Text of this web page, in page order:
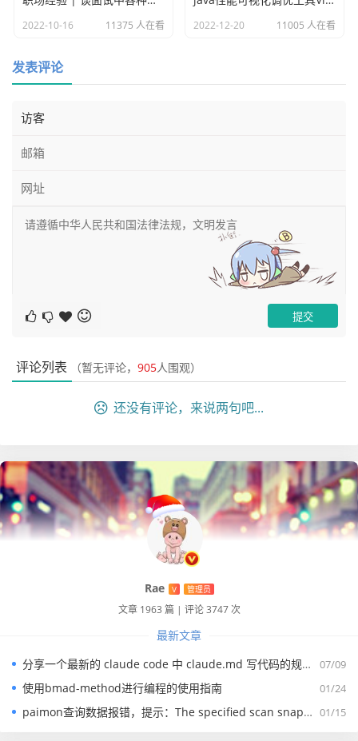
办？这里的话就没法使用set了，只能是先查询出来兄弟的关
系，然后把他删除掉，再建立新的关系，起名为姐妹。示例
如下：
MATCH (a)-[r:兄弟]->(b) delete r create (a)-[nr:
姐妹]->(b)
match (n) return n
2、上面创建新关系的时候，上面的关系r这个变量不能重
真正的成长, 源于内心的觉醒和不懈的努力, 你的信念
2022-10-16 11375 人在看 2022-12-20 11005 人在看
发表评论
评论列表 （暂无评论， 905人围观）
还没有评论，来说两句吧...
Rae V 管理员
文章 1963 篇 | 评论 3747 次
最新文章
07/09
分享一个最新的 claude code 中 claude.md 写代码的规约文件
01/24
使用bmad-method进行编程的使用指南
01/15
paimon查询数据报错，提示：The specified scan snapshotId 15845 is out of available snapshotId range [17875, 178